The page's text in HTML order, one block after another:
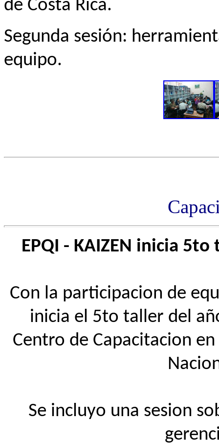
de Costa Rica.
Segunda sesión:
equipo.
EPQI - KAIZEN inicia
Con la participacion de
inicia el 5to taller del
Centro de Capacitacion
Se incluyo una sesion